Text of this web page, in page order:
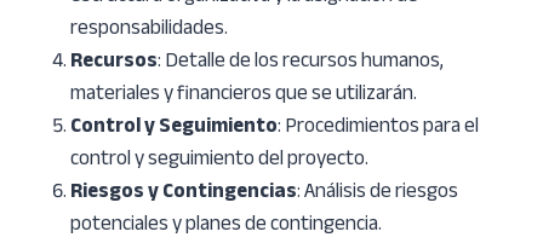
responsabilidades.
Recursos: Detalle de los recursos humanos,
materiales y financieros que se utilizarán.
Control y Seguimiento: Procedimientos para el
control y seguimiento del proyecto.
Riesgos y Contingencias: Análisis de riesgos
potenciales y planes de contingencia.